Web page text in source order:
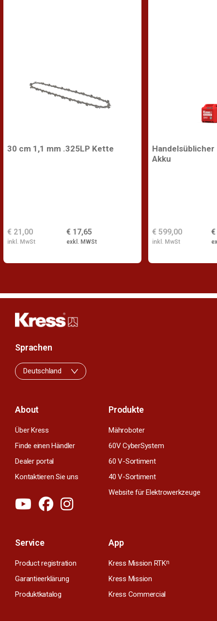
30 cm 1,1 mm .325LP Kette
€ 17,65
exkl. MWSt
€ 21,00
inkl. MwSt
Handelsüblicher
Akku
€
€ 599,00
inkl. MwSt
About
Über Kress
Finde einen Händler
Dealer portal
Kontaktieren Sie uns
Produkte
Mähroboter
60V CyberSystem
60 V-Sortiment
40 V-Sortiment
Website für Elektrowerkzeuge
Service
Product registration
Garantieerklärung
Produktkatalog
App
Kress Mission RTKn
Kress Mission
Kress Commercial
Sprachen
Deutschland